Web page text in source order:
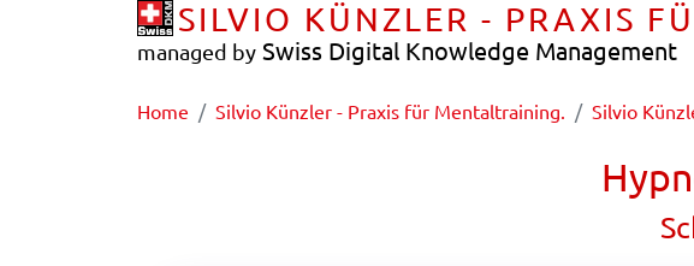
SILVIO KÜNZLER - PRAXIS
managed by Swiss Digital Knowledge Management
Home Silvio Künzler - Praxis für Mentaltraining. Silvio